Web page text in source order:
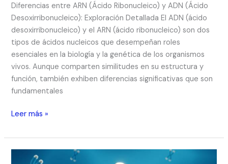
Diferencias entre ARN (Ácido Ribonucleico) y ADN (Ácido
Desoxirribonucleico): Exploración Detallada El ADN (ácido
desoxirribonucleico) y el ARN (ácido ribonucleico) son dos
tipos de ácidos nucleicos que desempeñan roles
esenciales en la biología y la genética de los organismos
vivos. Aunque comparten similitudes en su estructura y
función, también exhiben diferencias significativas que son
fundamentales
Leer más »
«Descifrando